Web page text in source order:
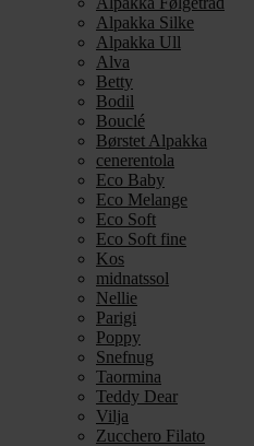
Alpakka Silke
Alpakka Ull
Alva
Betty
Bodil
Bouclé
Børstet Alpakka
cenerentola
Eco Baby
Eco Melange
Eco Soft
Eco Soft fine
Kos
midnatssol
Nellie
Parigi
Poppy
Snefnug
Taormina
Teddy Dear
Vilja
Zucchero Filato